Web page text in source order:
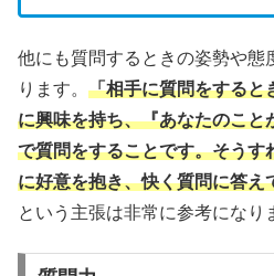
他にも質問するときの姿勢や態
ります。 「相手に質問をすると
に興味を持ち、『あなたのこと
で質問をすることです。そうす
に好意を抱き、快く質問に答え
という主張は非常に参考になり